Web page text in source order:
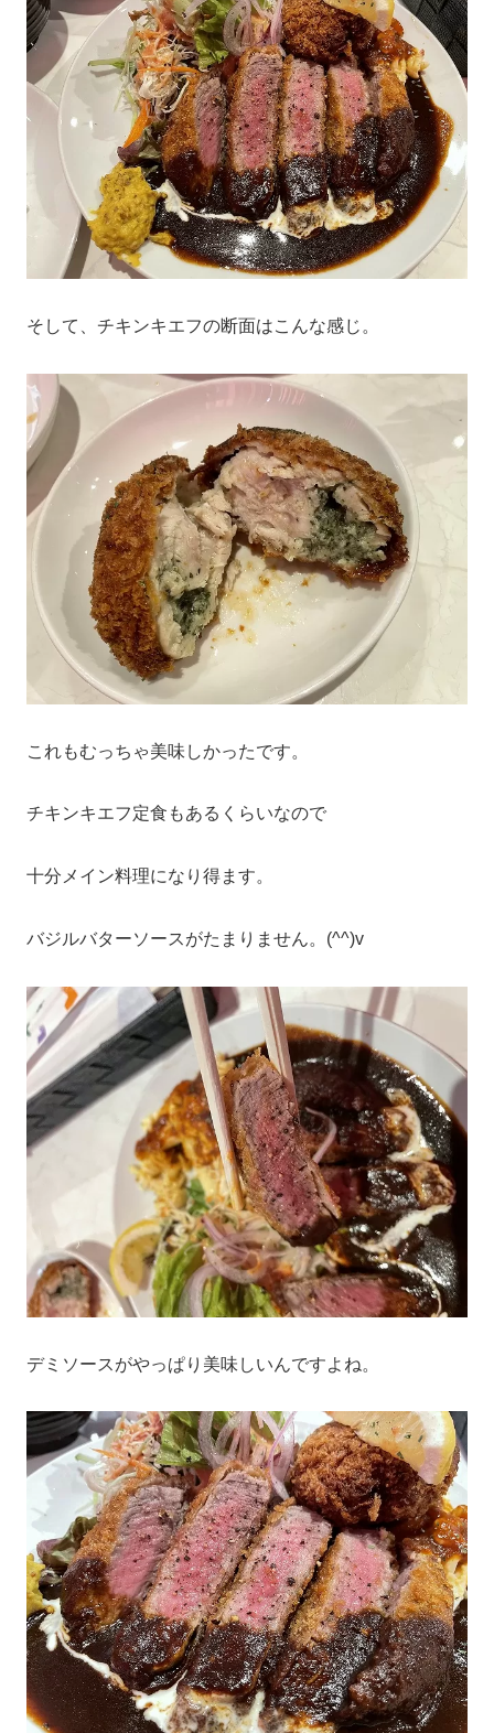
そして、チキンキエフの断面はこんな感じ。
これもむっちゃ美味しかったです。
チキンキエフ定食もあるくらいなので
十分メイン料理になり得ます。
バジルバターソースがたまりません。(^^)v
デミソースがやっぱり美味しいんですよね。